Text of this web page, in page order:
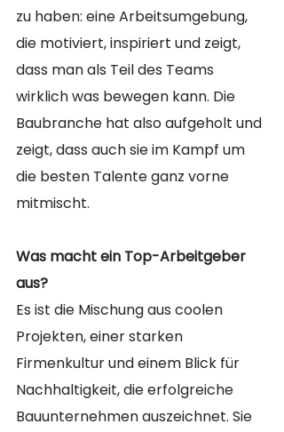
zu haben: eine Arbeitsumgebung,
die motiviert, inspiriert und zeigt,
dass man als Teil des Teams
wirklich was bewegen kann. Die
Baubranche hat also aufgeholt und
zeigt, dass auch sie im Kampf um
die besten Talente ganz vorne
mitmischt.
Was macht ein Top-Arbeitgeber
aus?
Es ist die Mischung aus coolen
Projekten, einer starken
Firmenkultur und einem Blick für
Nachhaltigkeit, die erfolgreiche
Bauunternehmen auszeichnet. Sie